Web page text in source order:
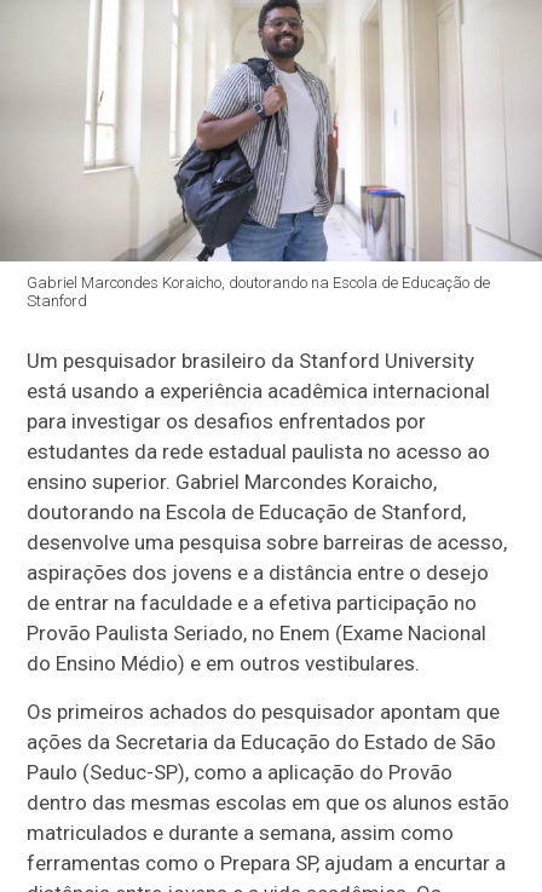
Gabriel Marcondes Koraicho, doutorando na Escola de Educação de
Stanford
Um pesquisador brasileiro da Stanford University
está usando a experiência acadêmica internacional
para investigar os desafios enfrentados por
estudantes da rede estadual paulista no acesso ao
ensino superior. Gabriel Marcondes Koraicho,
doutorando na Escola de Educação de Stanford,
desenvolve uma pesquisa sobre barreiras de acesso,
aspirações dos jovens e a distância entre o desejo
de entrar na faculdade e a efetiva participação no
Provão Paulista Seriado, no Enem (Exame Nacional
do Ensino Médio) e em outros vestibulares.
Os primeiros achados do pesquisador apontam que
ações da Secretaria da Educação do Estado de São
Paulo (Seduc-SP), como a aplicação do Provão
dentro das mesmas escolas em que os alunos estão
matriculados e durante a semana, assim como
ferramentas como o Prepara SP, ajudam a encurtar a